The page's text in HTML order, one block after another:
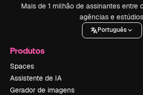
Mais de 1 milhão de assinantes entre
agências e
Português
Produtos
Spaces
Assistente de IA
Gerador de imagens